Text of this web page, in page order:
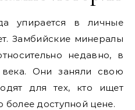
упирается в личные
Замбийские минералы
недавно, в
века. Они заняли свою
для тех, кто ищет
доступной цене.